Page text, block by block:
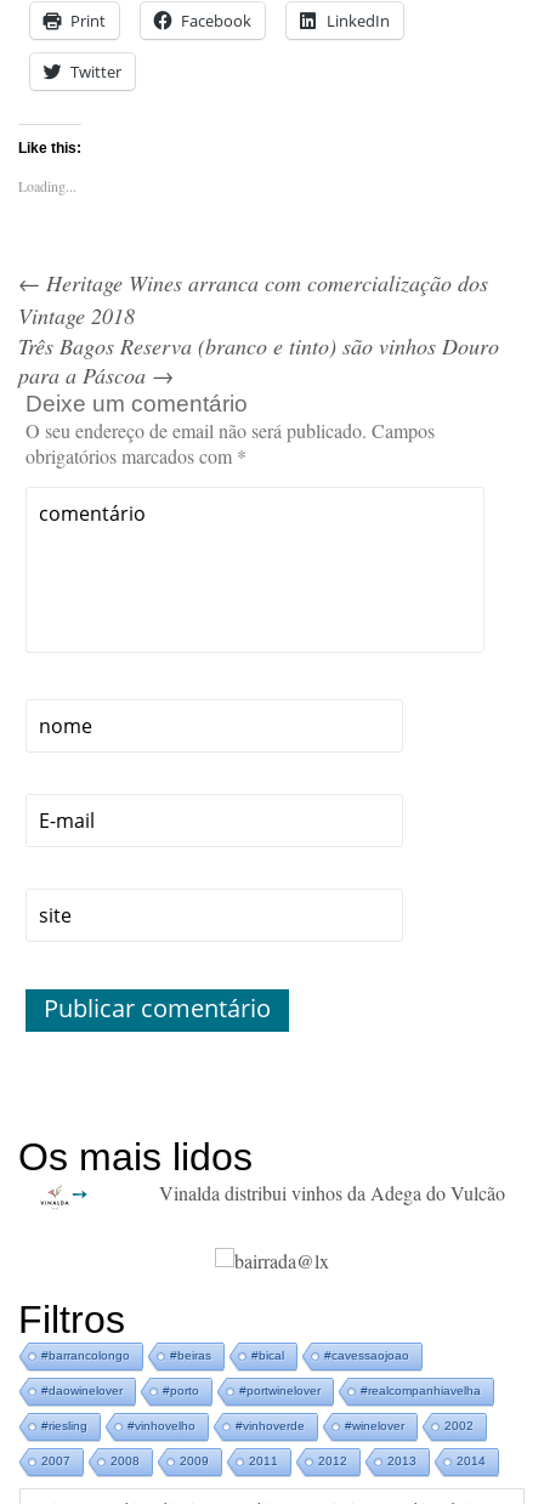
Print Facebook LinkedIn
Twitter
Like this:
Loading...
← Heritage Wines arranca com comercialização dos
Vintage 2018
Três Bagos Reserva (branco e tinto) são vinhos Douro
para a Páscoa →
Deixe um comentário
O seu endereço de email não será publicado. Campos
obrigatórios marcados com *
Os mais lidos
Vinalda distribui vinhos da Adega do Vulcão
Filtros
#barrancolongo #beiras #bical #cavessaojoao
#daowinelover #porto #portwinelover #realcompanhiavelha
#riesling #vinhovelho #vinhoverde #winelover 2002
2007 2008 2009 2011 2012 2013 2014